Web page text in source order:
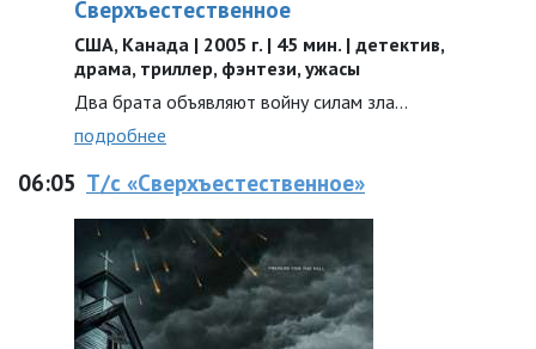
Сверхъестественное
США, Канада | 2005 г. | 45 мин. | детектив,
драма, триллер, фэнтези, ужасы
Два брата объявляют войну силам зла…
подробнее
06:05 Т/с «Сверхъестественное»